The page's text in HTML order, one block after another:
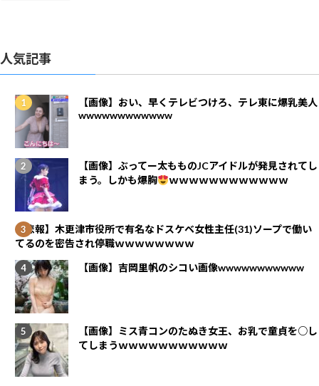
人気記事
【画像】おい、早くテレビつけろ、テレ東に爆乳美人
wwwwwwwwwwww
【画像】ぶってー太もものJCアイドルが発見されてし
まう。しかも爆胸
ｗｗｗｗｗｗｗｗｗｗｗｗ
【悲報】木更津市役所で有名なドスケベ女性主任(31)ソープで働い
てるのを密告され停職ｗｗｗｗｗｗｗｗ
【画像】吉岡里帆のシコい画像wwwwwwwwwww
【画像】ミス青コンのたぬき女王、お乳で童貞を○し
てしまうｗｗｗｗｗｗｗｗｗｗｗ